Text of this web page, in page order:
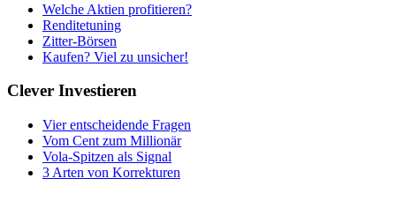
Welche Aktien profitieren?
Renditetuning
Zitter-Börsen
Kaufen? Viel zu unsicher!
Clever Investieren
Vier entscheidende Fragen
Vom Cent zum Millionär
Vola-Spitzen als Signal
3 Arten von Korrekturen